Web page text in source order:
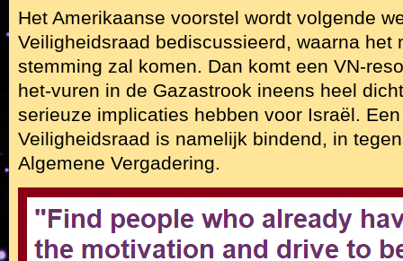
Het Amerikaanse voorstel wordt volgende
Veiligheidsraad bediscussieerd, waarna het
stemming zal komen. Dan komt een VN-
het-vuren in de Gazastrook ineens heel
serieuze implicaties hebben voor Israël.
Veiligheidsraad is namelijk bindend, in
Algemene Vergadering.